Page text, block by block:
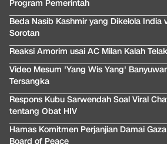
Program Pemerintah
Beda Nasib Kashmir yang Dikelola India
Sorotan
Reaksi Amorim usai AC Milan Kalah
Video Mesum 'Yang Wis Yang'
Tersangka
Respons Kubu Sarwendah Soal Viral
tentang Obat HIV
Hamas Komitmen Perjanjian Damai
Board of Peace